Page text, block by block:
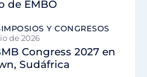
de EMBO
Y CONGRESOS
de 2026
Congress 2027 en
Sudáfrica